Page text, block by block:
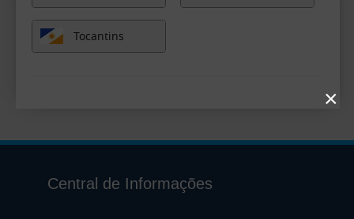
Tocantins
Central de Informações
×